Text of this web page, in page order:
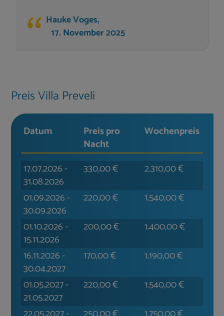
Kretafan´s -- Hauke, Irena und Niklas
Hauke Voges,
17. November 2025
Preis Villa Preveli
Datum
Preis pro
Nacht
Wochen­preis
17.07.2026-
31.08.2026
330,00€ 2.310,00€
01.09.2026-
30.09.2026
220,00€ 1.540,00€
01.10.2026-
15.11.2026
200,00€ 1.400,00€
16.11.2026-
30.04.2027
170,00€ 1.190,00€
01.05.2027-
21.05.2027
220,00€ 1.540,00€